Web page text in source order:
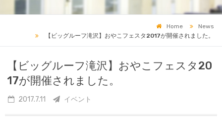
Home
News
【ビッグルーフ滝沢】おやこフェスタ2017が開催されました。
【ビッグルーフ滝沢】おやこフェスタ20
17が開催されました。
2017.7.11 イベント